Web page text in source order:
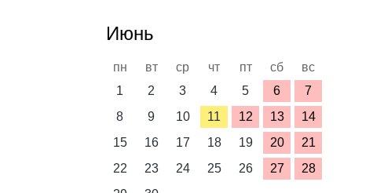
Июнь
пн вт ср чт пт сб
вс
1
2 3 4 5 6
7
8
9 10 11 12 13
14
15
16 17 18 19 20
21
22
23 24 25 26 27
28